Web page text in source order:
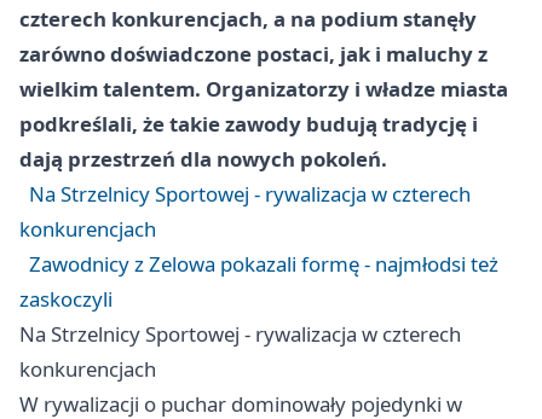
czterech konkurencjach, a na podium stanęły
zarówno doświadczone postaci, jak i maluchy z
wielkim talentem. Organizatorzy i władze miasta
podkreślali, że takie zawody budują tradycję i
dają przestrzeń dla nowych pokoleń.
Na Strzelnicy Sportowej - rywalizacja w czterech
konkurencjach
Zawodnicy z Zelowa pokazali formę - najmłodsi też
zaskoczyli
Na Strzelnicy Sportowej - rywalizacja w czterech
konkurencjach
W rywalizacji o puchar dominowały pojedynki w